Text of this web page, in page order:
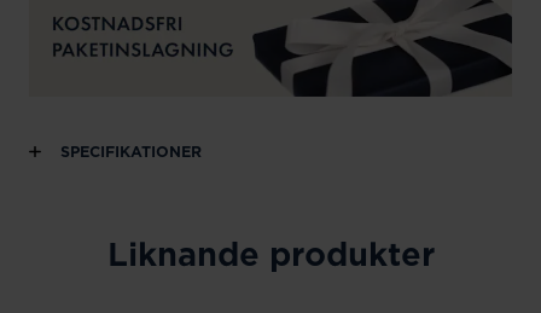
SPECIFIKATIONER
Liknande produkter